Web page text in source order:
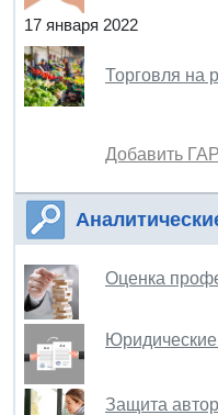
17 января 2022
Торговля на
Добавить
Оценка
Юридические
Защита